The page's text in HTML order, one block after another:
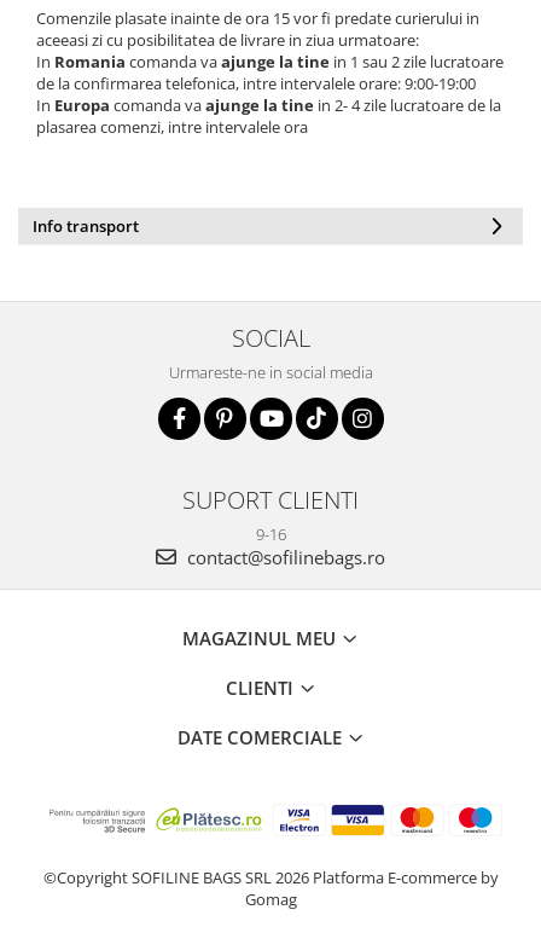
Comenzile plasate inainte de ora 15 vor fi predate curierului in
aceeasi zi cu posibilitatea de livrare in ziua urmatoare:
In Romania comanda vaajunge la tine in 1 sau 2 zile lucratoare
de la confirmarea telefonica, intre intervalele orare: 9:00-19:00
In Europa comanda vaajunge la tine in 2- 4 zile lucratoare de la
plasarea comenzi, intre intervalele ora
Info transport
SOCIAL
Urmareste-ne in social media
SUPORT CLIENTI
9-16
contact@sofilinebags.ro
MAGAZINUL MEU
CLIENTI
DATE COMERCIALE
©Copyright SOFILINE BAGS SRL 2026 Platforma E-commerce by
Gomag